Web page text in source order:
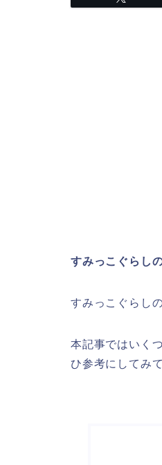
すみっこぐらし
すみっこぐらし
本記事ではいく
ひ参考にしてみ